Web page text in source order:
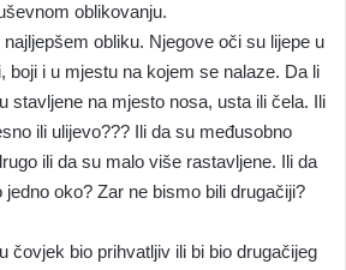
oblikovanju.
obliku. Njegove oči su lijepe u
boji i u mjestu na kojem se nalaze. Da li
stavljene na mjesto nosa, usta ili čela. Ili
ili ulijevo??? Ili da su međusobno
ili da su malo više rastavljene. Ili da
jedno oko? Zar ne bismo bili drugačiji?
čovjek bio prihvatljiv ili bi bio drugačijeg